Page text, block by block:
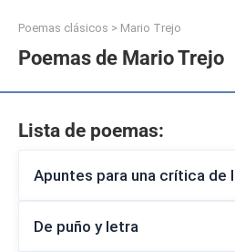
Poemas clásicos > Mario Trejo
Poemas de Mario Trejo
Lista de poemas:
Apuntes para una crítica de
De puño y letra